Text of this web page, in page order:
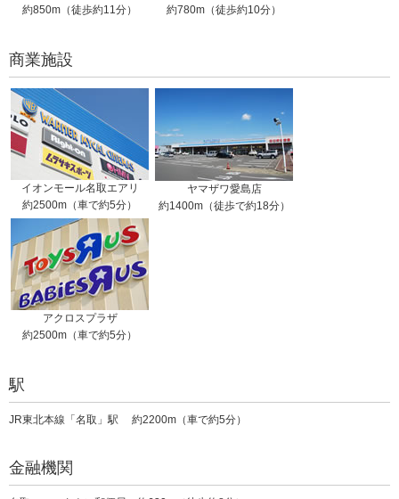
約850m（徒歩約11分）
約780m（徒歩約10分）
商業施設
イオンモール名取エアリ
約2500m（車で約5分）
ヤマザワ愛島店
約1400m（徒歩で約18分）
アクロスプラザ
約2500m（車で約5分）
駅
JR東北本線「名取」駅 約2200m（車で約5分）
金融機関